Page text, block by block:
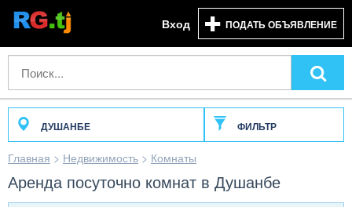
Вход ПОДАТЬ ОБЪЯВЛЕНИЕ
ДУШАНБЕ ФИЛЬТР
Главная > Недвижимость > Комнаты
Аренда посуточно комнат в Душанбе